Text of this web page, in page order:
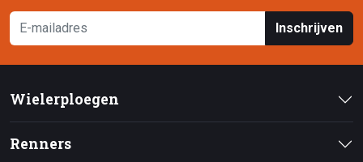
Inschrijven
Wielerploegen
Renners